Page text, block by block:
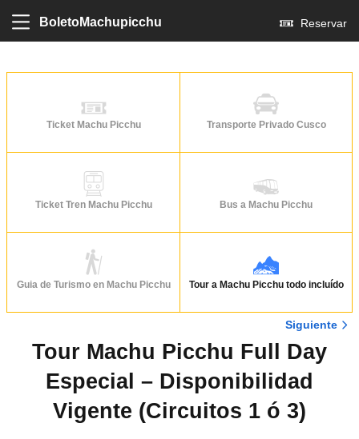
BoletoMachupicchu Reservar
Ticket Machu Picchu Transporte Privado Cusco
Ticket Tren Machu Picchu Bus a Machu Picchu
Guia de Turismo en Machu Picchu Tour a Machu Picchu todo incluído
Siguiente
Tour Machu Picchu Full Day
Especial – Disponibilidad
Vigente (Circuitos 1 ó 3)